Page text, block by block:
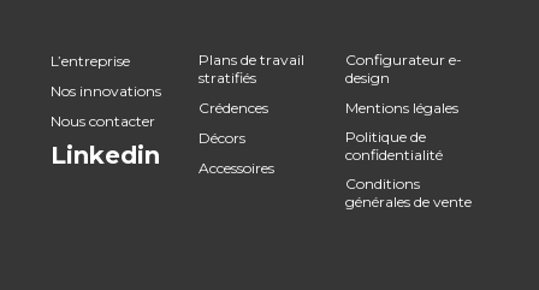
L’entreprise
Nos innovations
Nous contacter
Linkedin
Plans de travail
stratifiés
Crédences
Décors
Accessoires
Configurateur e-
design
Mentions légales
Politique de
confidentialité
Conditions
générales de vente